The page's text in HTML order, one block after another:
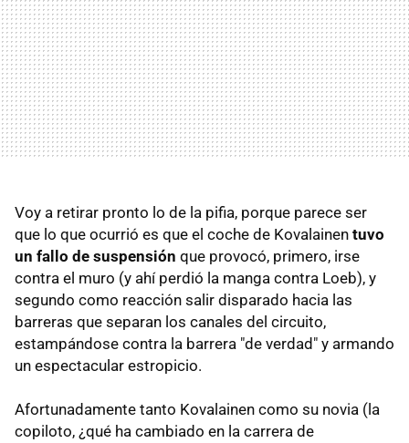
Voy a retirar pronto lo de la pifia, porque parece ser
que lo que ocurrió es que el coche de Kovalainen tuvo
un fallo de suspensión que provocó, primero, irse
contra el muro (y ahí perdió la manga contra Loeb), y
segundo como reacción salir disparado hacia las
barreras que separan los canales del circuito,
estampándose contra la barrera "de verdad" y armando
un espectacular estropicio.
Afortunadamente tanto Kovalainen como su novia (la
copiloto, ¿qué ha cambiado en la carrera de